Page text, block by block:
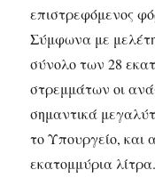
επιστρεφόμενος
Σύμφωνα με
σύνολο των 28
στρεμμάτων οι
σημαντικά
το Υπουργείο, και
εκατομμύρια λίτρα.